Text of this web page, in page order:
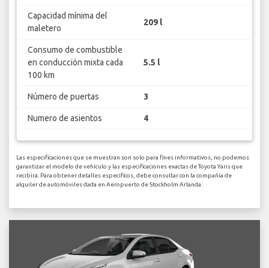
Capacidad mínima del
maletero
209 l
Consumo de combustible
en conducción mixta cada
100 km
5.5 l
Número de puertas 3
Numero de asientos 4
Las especificaciones que se muestran son solo para fines informativos, no podemos
garantizar el modelo de vehículo y las especificaciones exactas de Toyota Yaris que
recibirá. Para obtener detalles específicos, debe consultar con la compañía de
alquiler de automóviles dada en Aeropuerto de Stockholm Arlanda.